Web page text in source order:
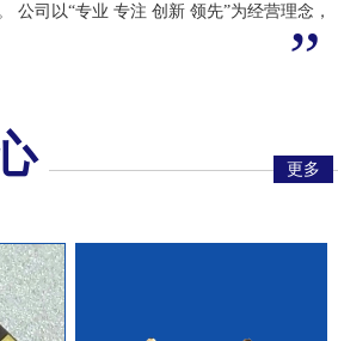
公司以“专业 专注 创新 领先”为经营理念，
”
更多